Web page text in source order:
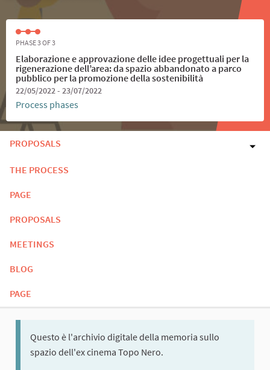
PHASE 3 OF 3
Elaborazione e approvazione delle idee progettuali per la
rigenerazione dell’area: da spazio abbandonato a parco
pubblico per la promozione della sostenibilità
22/05/2022 - 23/07/2022
Process phases
PROPOSALS
THE PROCESS
PAGE
PROPOSALS
MEETINGS
BLOG
PAGE
Questo è l'archivio digitale della memoria sullo
spazio dell'ex cinema Topo Nero.